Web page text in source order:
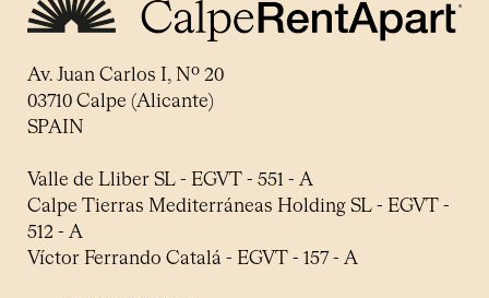
Av. Juan Carlos I, Nº 20
03710 Calpe (Alicante)
SPAIN
Valle de Lliber SL - EGVT - 551 - A
Calpe Tierras Mediterráneas Holding SL - EGVT -
512 - A
Víctor Ferrando Catalá - EGVT - 157 - A